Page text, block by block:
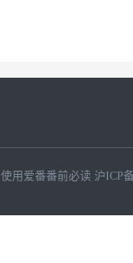
使用爱番番前必读 沪ICP